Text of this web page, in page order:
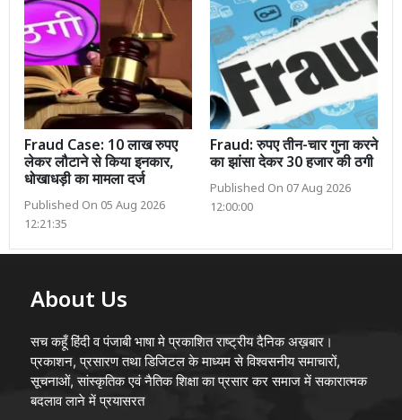
Fraud Case: 10 लाख रुपए
लेकर लौटाने से किया इनकार,
धोखाधड़ी का मामला दर्ज
Published On 05 Aug 2026
12:21:35
Fraud: रुपए तीन-चार गुना करने
का झांसा देकर 30 हजार की ठगी
Published On 07 Aug 2026
12:00:00
About Us
सच कहूँ हिंदी व पंजाबी भाषा मे प्रकाशित राष्ट्रीय दैनिक अख़बार।
प्रकाशन, प्रसारण तथा डिजिटल के माध्यम से विश्वसनीय समाचारों,
सूचनाओं, सांस्कृतिक एवं नैतिक शिक्षा का प्रसार कर समाज में सकारात्मक
बदलाव लाने में प्रयासरत